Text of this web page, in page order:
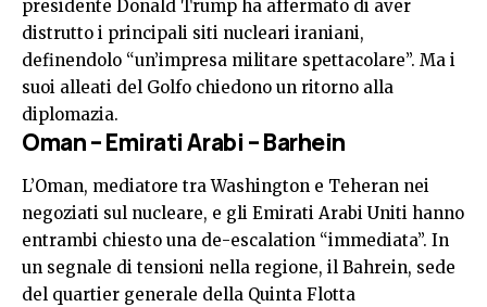
presidente Donald Trump ha affermato di aver
distrutto i principali siti nucleari iraniani,
definendolo “un’impresa militare spettacolare”. Ma i
suoi alleati del Golfo chiedono un ritorno alla
diplomazia.
Oman – Emirati Arabi – Barhein
L’Oman, mediatore tra Washington e Teheran nei
negoziati sul nucleare, e gli Emirati Arabi Uniti hanno
entrambi chiesto una de-escalation “immediata”. In
un segnale di tensioni nella regione, il Bahrein, sede
del quartier generale della Quinta Flotta